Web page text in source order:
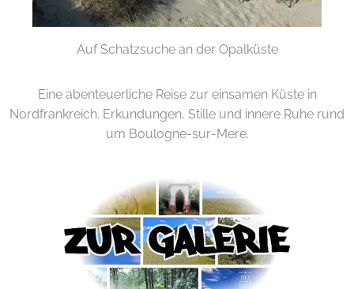
Auf Schatzsuche an der Opalküste
Eine abenteuerliche Reise zur einsamen Küste in
Nordfrankreich. Erkundungen, Stille und innere Ruhe rund
um Boulogne-sur-Mere.